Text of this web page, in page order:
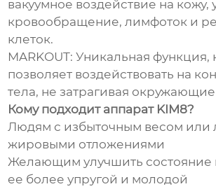
вакуумное воздействие на кожу,
кровообращение, лимфоток и
клеток.
MARKOUT: Уникальная функция,
позволяет воздействовать на
тела, не затрагивая окружающие
Кому подходит аппарат KIM8?
Людям с избыточным весом или
жировыми отложениями
Желающим улучшить состояние
ее более упругой и молодой